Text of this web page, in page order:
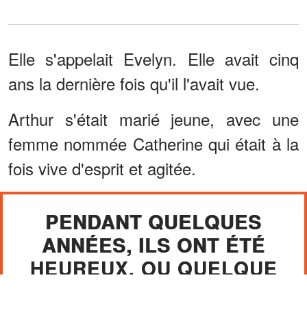
Elle s'appelait Evelyn. Elle avait cinq
ans la dernière fois qu'il l'avait vue.
Arthur s'était marié jeune, avec une
femme nommée Catherine qui était à la
fois vive d'esprit et agitée.
PENDANT QUELQUES
ANNÉES, ILS ONT ÉTÉ
HEUREUX, OU QUELQUE